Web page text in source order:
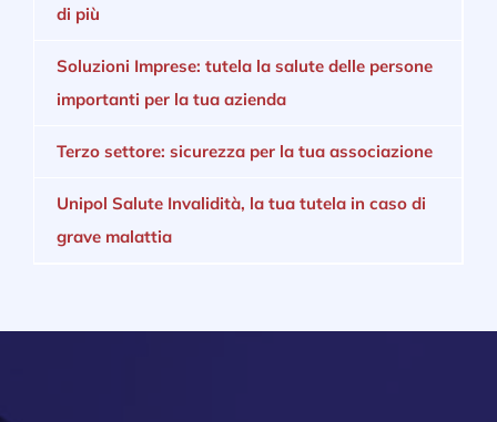
di più
Soluzioni Imprese: tutela la salute delle persone
importanti per la tua azienda
Terzo settore: sicurezza per la tua associazione
Unipol Salute Invalidità, la tua tutela in caso di
grave malattia